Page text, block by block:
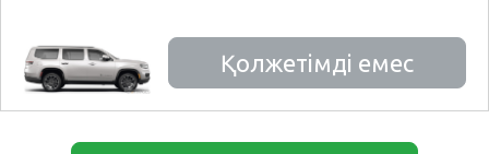
Қолжетімді емес